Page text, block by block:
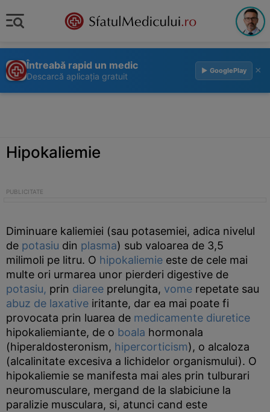
Întreabă rapid un medic
Descarcă aplicația gratuit
▶ GooglePlay ×
Hipokaliemie
Diminuare kaliemiei (sau potasemiei, adica nivelul
de potasiu din plasma) sub valoarea de 3,5
milimoli pe litru. O hipokaliemie este de cele mai
multe ori urmarea unor pierderi digestive de
potasiu, prin diaree prelungita, vome repetate sau
abuz de laxative iritante, dar ea mai poate fi
provocata prin luarea de medicamente diuretice
hipokaliemiante, de o boala hormonala
(hiperaldosteronism, hipercorticism), o alcaloza
(alcalinitate excesiva a lichidelor organismului). O
hipokaliemie se manifesta mai ales prin tulburari
neuromusculare, mergand de la slabiciune la
paralizie musculara, si, atunci cand este